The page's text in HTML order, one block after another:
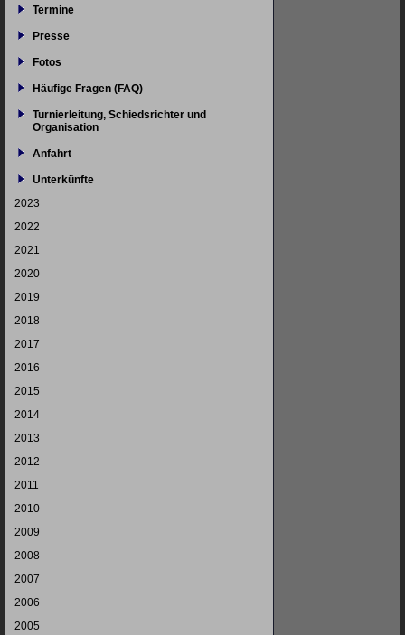
Termine
Presse
Fotos
Häufige Fragen (FAQ)
Turnierleitung, Schiedsrichter und
Organisation
Anfahrt
Unterkünfte
2023
2022
2021
2020
2019
2018
2017
2016
2015
2014
2013
2012
2011
2010
2009
2008
2007
2006
2005